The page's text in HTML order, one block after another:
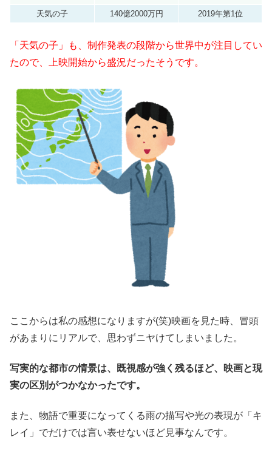
天気の子
140億2000万円 2019年第1位
「天気の子」も、制作発表の段階から世界中が注目してい
たので、上映開始から盛況だったそうです。
ここからは私の感想になりますが(笑)映画を見た時、冒頭
があまりにリアルで、思わずニヤけてしまいました。
写実的な都市の情景は、既視感が強く残るほど、映画と現
実の区別がつかなかったです。
また、物語で重要になってくる雨の描写や光の表現が「キ
レイ」でだけでは言い表せないほど見事なんです。